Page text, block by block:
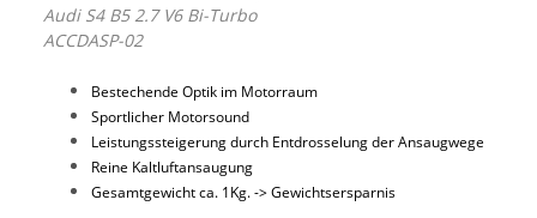
Audi S4 B5 2.7 V6 Bi-Turbo
ACCDASP-02
Bestechende Optik im Motorraum
Sportlicher Motorsound
Leistungssteigerung durch Entdrosselung der Ansaugwege
Reine Kaltluftansaugung
Gesamtgewicht ca. 1Kg. -> Gewichtsersparnis